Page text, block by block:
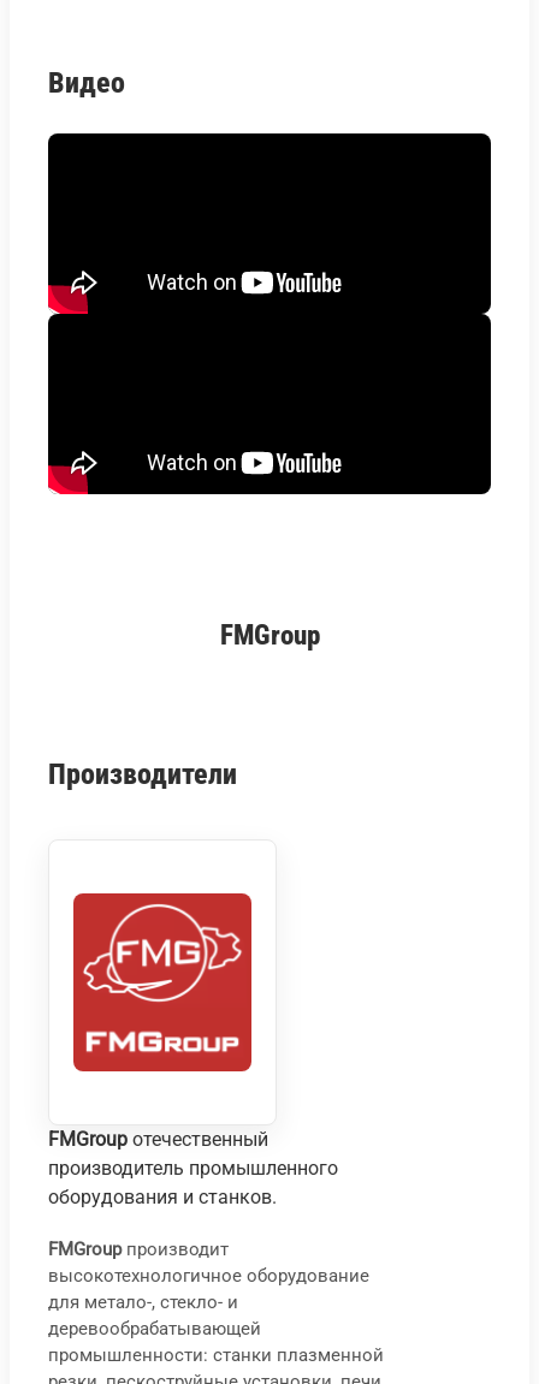
Видео
FMGroup
Производители
FMGroup отечественный
производитель промышленного
оборудования и станков.
FMGroupпроизводит
высокотехнологичное оборудование
для метало-, стекло- и
деревообрабатывающей
промышленности: станки плазменной